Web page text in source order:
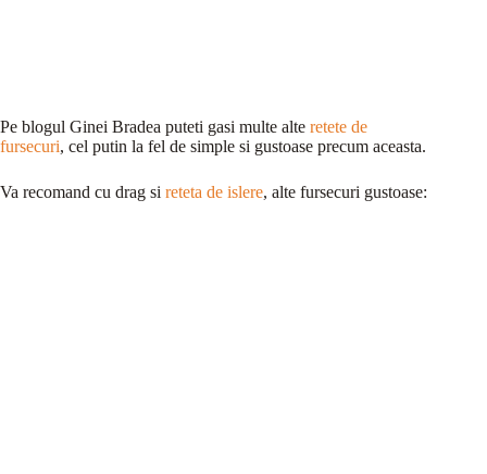
Pe blogul Ginei Bradea puteti gasi multe alte retete de
fursecuri, cel putin la fel de simple si gustoase precum aceasta.
Va recomand cu drag si reteta de islere, alte fursecuri gustoase: